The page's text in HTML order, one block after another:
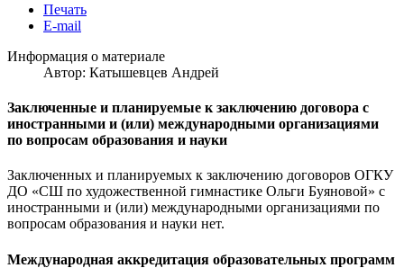
Печать
E-mail
Информация о материале
Автор: Катышевцев Андрей
Заключенные и планируемые к заключению договора с
иностранными и (или) международными организациями
по вопросам образования и науки
Заключенных и планируемых к заключению договоров ОГКУ
ДО «СШ по художественной гимнастике Ольги Буяновой» с
иностранными и (или) международными организациями по
вопросам образования и науки нет.
Международная аккредитация образовательных программ